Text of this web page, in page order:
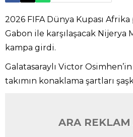
2026 FIFA Dünya Kupası Afrika
Gabon ile karşılaşacak Nijerya
kampa girdi.
Galatasaraylı Victor
takımın konaklama şartları
ARA